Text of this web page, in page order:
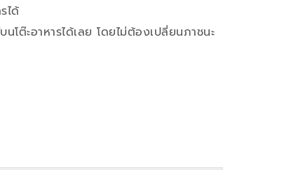
ได้
โต๊ะอาหารได้เลย โดยไม่ต้องเปลี่ยนภาชนะ